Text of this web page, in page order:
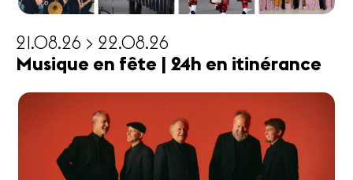
21.08.26 > 22.08.26
Musique en fête | 24h en itinérance